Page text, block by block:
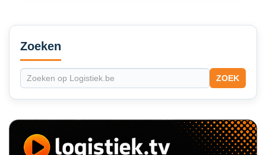
Secondary
Sidebar
Zoeken
ZOEK